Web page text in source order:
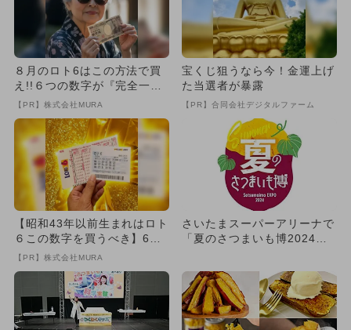
８月のロト6はこの方法で買
え!!６つの数字が『完全一
致』する方法
【PR】株式会社MURA
宝くじ狙うなら今！金運上げ
た当選者が暴露
【PR】合同会社デジタルファーム
【昭和43年以前生まれはロト
６この数字を買うべき】6つ
の数字が「完全一致」する
方...
【PR】株式会社MURA
さいたまスーパーアリーナで
「夏のさつまいも博2024」
勢...